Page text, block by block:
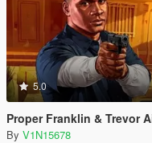
5.0
Proper Franklin & Trevor
By V1N15678